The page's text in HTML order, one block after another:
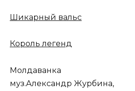
Шикарный вальс
Король легенд
Молдаванка
муз.Александр Журбина,